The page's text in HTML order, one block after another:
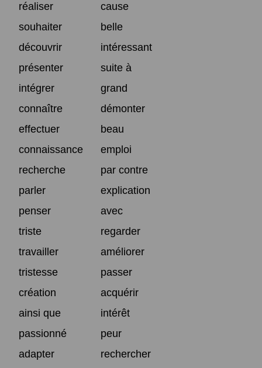
réaliser
cause
souhaiter
belle
découvrir
intéressant
présenter
suite à
intégrer
grand
connaître
démonter
effectuer
beau
connaissance
emploi
recherche
par contre
parler
explication
penser
avec
triste
regarder
travailler
améliorer
tristesse
passer
création
acquérir
ainsi que
intérêt
passionné
peur
adapter
rechercher